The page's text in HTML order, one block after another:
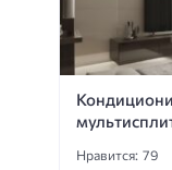
Нравится: 79